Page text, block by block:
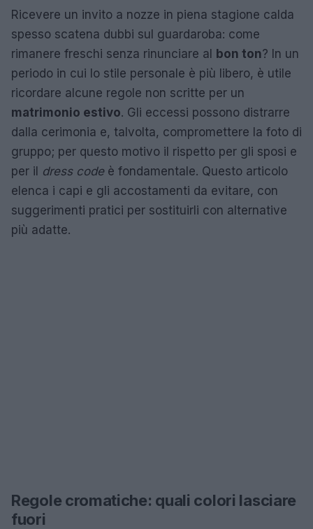
Ricevere un invito a nozze in piena stagione calda
spesso scatena dubbi sul guardaroba: come
rimanere freschi senza rinunciare al bon ton? In un
periodo in cui lo stile personale è più libero, è utile
ricordare alcune regole non scritte per un
matrimonio estivo. Gli eccessi possono distrarre
dalla cerimonia e, talvolta, compromettere la foto di
gruppo; per questo motivo il rispetto per gli sposi e
per il dress codeè fondamentale. Questo articolo
elenca i capi e gli accostamenti da evitare, con
suggerimenti pratici per sostituirli con alternative
più adatte.
Regole cromatiche: quali colori lasciare
fuori